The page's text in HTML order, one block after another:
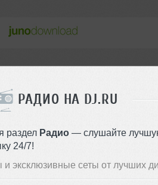
РАДИО НА DJ.RU
раздел Радио — слушайте
24/7!
эксклюзивные сеты от лучших
- Russia, Here We Go! (Radio Edit)
50 6.4 MB, 256
(в 1 плейлисте)
Jump! (Boogie To The Bassline) (Radio Edit)